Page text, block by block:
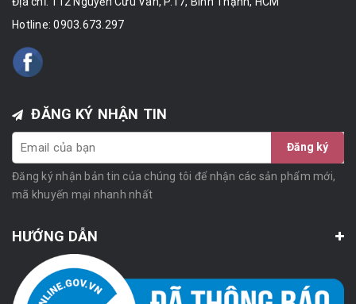
Hotline:0903.673.297
ĐĂNG KÝ NHẬN TIN
Đăng ký
Đăng ký nhận bản tin của chúng tôi để nhận các sản phẩm mới,
mã khuyến mại nhanh nhất
HƯỚNG DẪN